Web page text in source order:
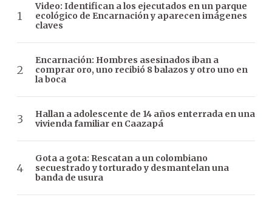
Video: Identifican a los ejecutados en un parque
ecológico de Encarnación y aparecen imágenes
claves
Encarnación: Hombres asesinados iban a
comprar oro, uno recibió 8 balazos y otro uno en
la boca
Hallan a adolescente de 14 años enterrada en una
vivienda familiar en Caazapá
Gota a gota: Rescatan a un colombiano
secuestrado y torturado y desmantelan una
banda de usura